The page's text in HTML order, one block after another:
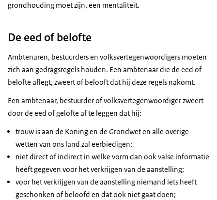
grondhouding moet zijn, een mentaliteit.
De eed of belofte
Ambtenaren, bestuurders en volksvertegenwoordigers moeten
zich aan gedragsregels houden. Een ambtenaar die de eed of
belofte aflegt, zweert of belooft dat hij deze regels nakomt.
Een ambtenaar, bestuurder of volksvertegenwoordiger zweert
door de eed of gelofte af te leggen dat hij:
trouw is aan de Koning en de Grondwet en alle overige
wetten van ons land zal eerbiedigen;
niet direct of indirect in welke vorm dan ook valse informatie
heeft gegeven voor het verkrijgen van de aanstelling;
voor het verkrijgen van de aanstelling niemand iets heeft
geschonken of beloofd en dat ook niet gaat doen;